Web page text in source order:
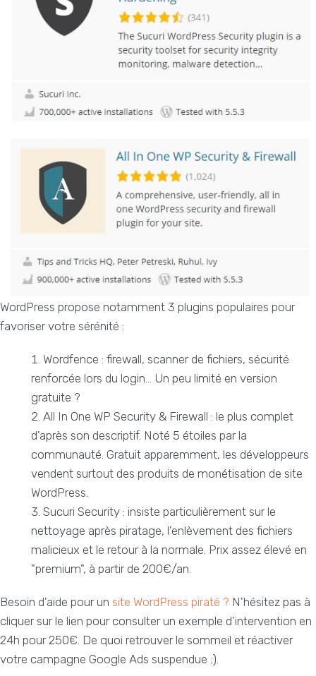
WordPress propose notamment 3 plugins populaires pour
favoriser votre sérénité :
Wordfence : firewall, scanner de fichiers, sécurité
renforcée lors du login... Un peu limité en version
gratuite ?
All In One WP Security & Firewall : le plus complet
d'après son descriptif. Noté 5 étoiles par la
communauté. Gratuit apparemment, les développeurs
vendent surtout des produits de monétisation de site
WordPress.
Sucuri Security : insiste particulièrement sur le
nettoyage après piratage, l'enlèvement des fichiers
malicieux et le retour à la normale. Prix assez élevé en
"premium", à partir de 200€/an.
Besoin d'aide pour un site WordPress piraté ? N'hésitez pas à
cliquer sur le lien pour consulter un exemple d'intervention en
24h pour 250€. De quoi retrouver le sommeil et réactiver
votre campagne Google Ads suspendue ;).